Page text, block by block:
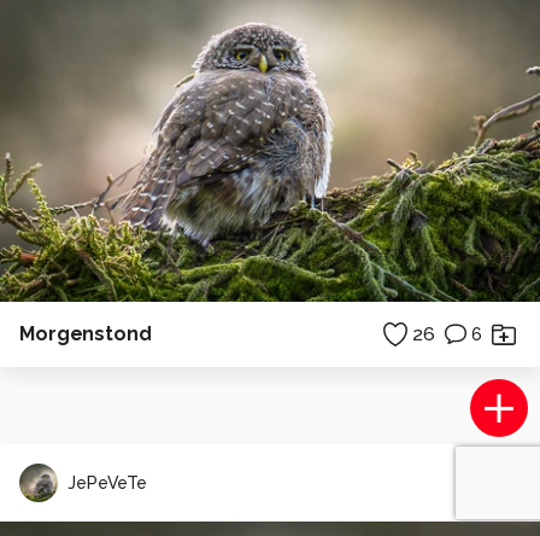
Morgenstond 26 6
JePeVeTe